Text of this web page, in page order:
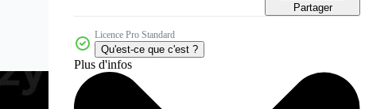
Partager
Licence Pro Standard
Qu'est-ce que c'est ?
Plus d'infos